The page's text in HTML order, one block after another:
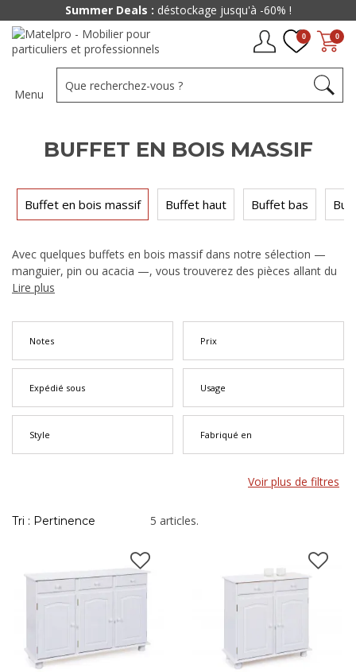
0
0
Menu
BUFFET EN BOIS MASSIF
Buffet en bois massif Buffet haut Buffet bas
Avec quelques buffets en bois massifdans notre sélection —
manguier, pin ou acacia —, vous trouverez des pièces allant du
style campagne au buffet industriel affirmé. De un peu plus de
et le caractère du bois brut pour apporter du cachet à votre salle
à manger.
Lire plus
Notes Prix
Expédié sous Usage
Style Fabriqué en
Voir plus de filtres
Tri : Pertinence 5 articles.
Summer Deals : déstockage jusqu'à -60% !